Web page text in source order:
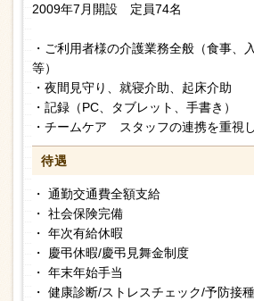
2009年7月開設 定員74名
・ご利用者様の介護業務全般（食事、
等）
・夜間見守り、就寝介助、起床介助
・記録（PC、タブレット、手書き）
・チームケア スタッフの連携を重視
待遇
・ 通勤交通費全額支給
・ 社会保険完備
・ 年次有給休暇
・ 慶弔休暇/慶弔見舞金制度
・ 年末年始手当
・ 健康診断/ストレスチェック/予防接種